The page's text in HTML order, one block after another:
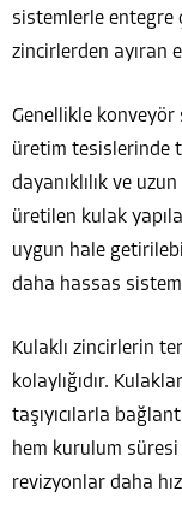
sistemlerle entegre
zincirlerden ayıran
Genellikle
üretim tesislerinde
dayanıklılık ve
üretilen kulak
uygun hale
daha hassas
Kulaklı zincirlerin
kolaylığıdır.
taşıyıcılarla
hem kurulum süresi
revizyonlar daha